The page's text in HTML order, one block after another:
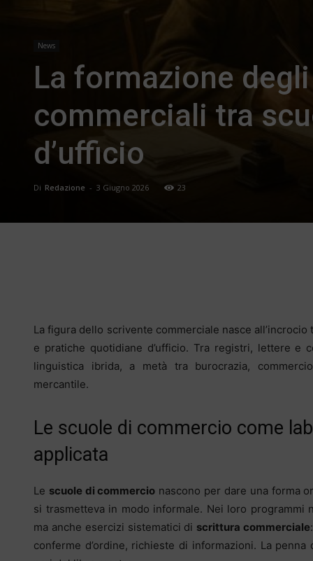
News
La formazione
commerciali tra
d’ufficio
Di Redazione - 3 Giugno 2026 23
Loading ads...
La figura dello scrivente commerciale nasce
e pratiche quotidiane d’ufficio. Tra registri, lettere e
linguistica ibrida, a metà tra burocrazia,
mercantile.
Le scuole di commercio come
applicata
Le scuole di commercio nascono per dare una forma
si trasmetteva in modo informale. Nei loro programmi
ma anche esercizi sistematici di scrittura commerciale
conferme d’ordine, richieste di informazioni. La